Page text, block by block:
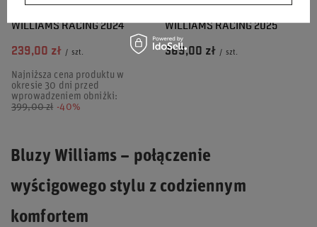
BLUZA MĘSKA HOODY ALBON
WILLIAMS RACING 2024
239,00 zł / szt.
Najniższa cena produktu w
okresie 30 dni przed
wprowadzeniem obniżki:
399,00 zł -40%
BLUZA MĘSKA HOODY CORE
WILLIAMS RACING 2025
369,00 zł / szt.
Bluzy Williams – połączenie
wyścigowego stylu z codziennym
komfortem